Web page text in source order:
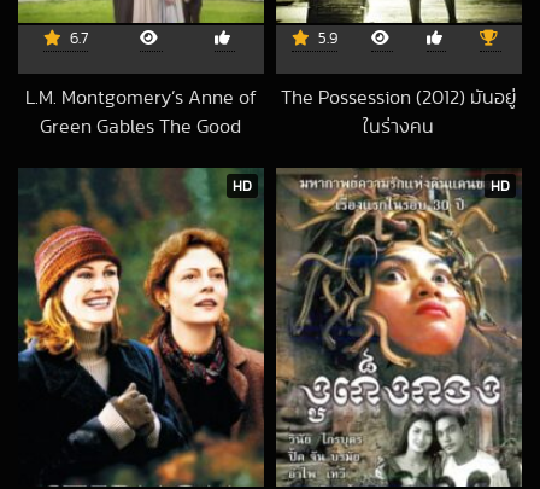
6.7
L.M. Montgomery’s Anne of
Green Gables The Good
2020-04-20 UTC
5.9
The Possession (2012) มันอยู่
ในร่างคน
HD HD